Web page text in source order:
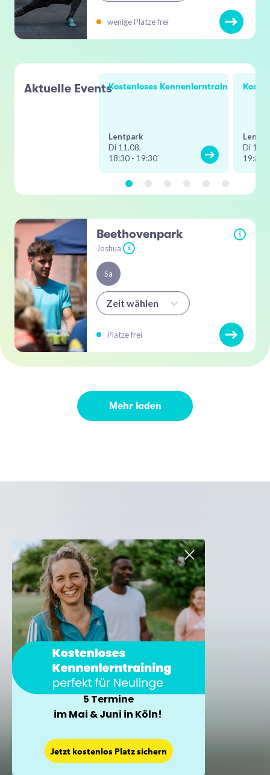
wenige Plätze frei
Aktuelle EventsKostenloses Kennenlerntraining mit
Lentpark
Di 11.08.
18:30 - 19:30
Di
19:30
Beethovenpark i
Joshua i
Sa
Zeit wählen
Plätze frei
Mehr laden
5 Termine
im Mai & Juni in Köln!
Jetzt kostenlos Platz sichern